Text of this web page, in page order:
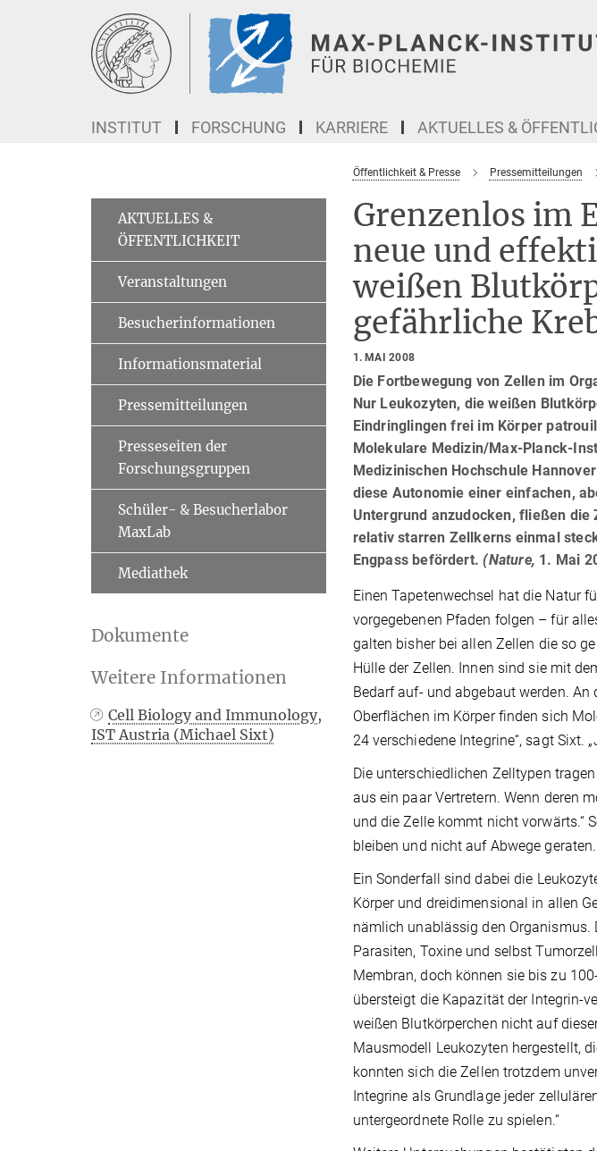
INSTITUT FORSCHUNG KARRIERE AKTUELLES &
Öffentlichkeit & Presse Pressemitteilungen
Grenzenlos im
neue und
weißen
gefährliche
1. MAI 2008
Die Fortbewegung von Zellen im
Nur Leukozyten, die weißen
Eindringlingen frei im Körper
Molekulare Medizin/Max-Planck-
Medizinischen Hochschule
diese Autonomie einer einfachen,
Untergrund anzudocken, fließen
relativ starren Zellkerns einmal
Engpass befördert.(Nature, 1. Mai
Einen Tapetenwechsel hat die Natur
vorgegebenen Pfaden folgen – für
galten bisher bei allen Zellen die so
Hülle der Zellen. Innen sind sie mit
Bedarf auf- und abgebaut werden.
Oberflächen im Körper finden sich
24 verschiedene Integrine“, sagt Sixt.
Die unterschiedlichen Zelltypen
aus ein paar Vertretern. Wenn deren
und die Zelle kommt nicht vorwärts.“
bleiben und nicht auf Abwege geraten.
Ein Sonderfall sind dabei die
Körper und dreidimensional in allen
nämlich unablässig den Organismus.
Parasiten, Toxine und selbst
Membran, doch können sie bis zu
übersteigt die Kapazität der Integrin-
weißen Blutkörperchen nicht auf
Mausmodell Leukozyten hergestellt,
konnten sich die Zellen trotzdem
Integrine als Grundlage jeder
untergeordnete Rolle zu spielen.“
AKTUELLES &
ÖFFENTLICHKEIT
Veranstaltungen
Besucherinformationen
Informationsmaterial
Pressemitteilungen
Presseseiten der
Forschungsgruppen
Schüler- & Besucherlabor
MaxLab
Mediathek
Dokumente
Weitere Informationen
Cell Biology and Immunology,
IST Austria (Michael Sixt)